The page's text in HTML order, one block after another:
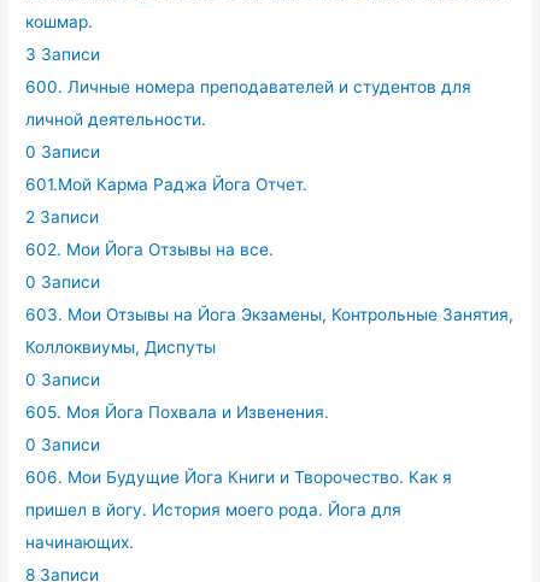
кошмар.
3 Записи
600. Личные номера преподавателей и студентов для
личной деятельности.
0 Записи
601.Мой Карма Раджа Йога Отчет.
2 Записи
602. Мои Йога Отзывы на все.
0 Записи
603. Мои Отзывы на Йога Экзамены, Контрольные Занятия,
Коллоквиумы, Диспуты
0 Записи
605. Моя Йога Похвала и Извенения.
0 Записи
606. Мои Будущие Йога Книги и Творочество. Как я
пришел в йогу. История моего рода. Йога для
начинающих.
8 Записи